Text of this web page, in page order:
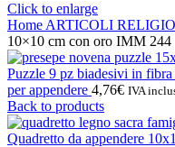
Click to enlarge
Home ARTICOLI
10×10 cm con oro IMM 244
Puzzle 9 pz biadesivi in
per appendere 4,76€ IVA
Back to products
Quadretto da appendere